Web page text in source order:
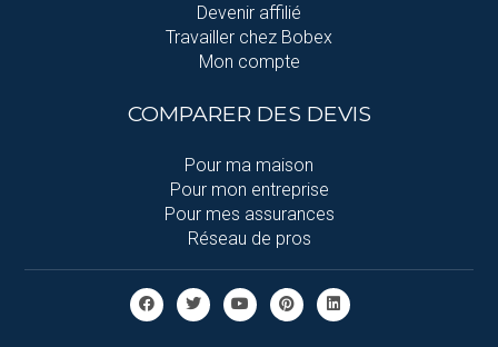
Devenir affilié
Travailler chez Bobex
Mon compte
COMPARER DES DEVIS
Pour ma maison
Pour mon entreprise
Pour mes assurances
Réseau de pros